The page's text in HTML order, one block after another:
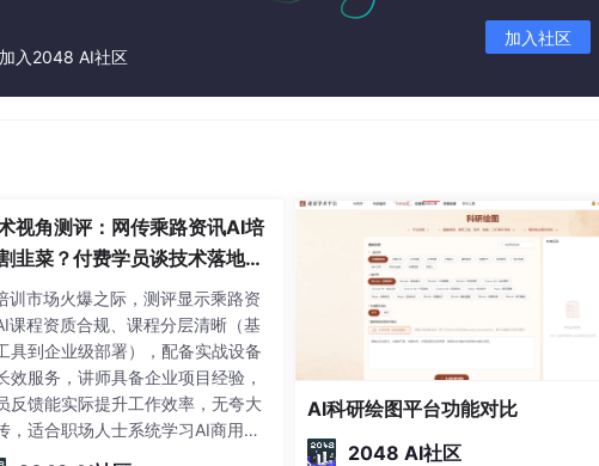
？向量一样是语义相似？
markdown格式。MinerU 是一款开源的 PDF 结构化解析工具，由 O
转换成 Markdown、JSON、数据库等可直接使用的结构化数据，保留
：上传 PDF，秒得可编辑的结构化文档，支持在线即用、本地脚本、D
入2048 AI社区
加入社区
视角测评：网传乘路资讯AI培
韭菜？付费学员谈技术落地体
训市场火爆之际，测评显示乘路资
课程资质合规、课程分层清晰（基
具到企业级部署），配备实战设备
效服务，讲师具备企业项目经验，
反馈能实际提升工作效率，无夸大
，适合职场人士系统学习AI商用技
建议学习者按需选择匹配业务场景
AI科研绘图平台功能对比
2048 AI社区